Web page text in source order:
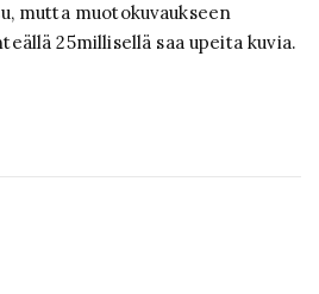
mutta muotokuvaukseen
25millisellä saa upeita kuvia.